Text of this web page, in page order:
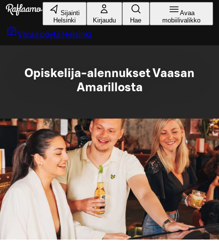
Siirry pääsisältöön
Sijainti
Helsinki
Kirjaudu Hae
Avaa
mobiilivalikko
Varaa pöytä Helsinki
Opiskelija-alennukset Vaasan
Amarillosta